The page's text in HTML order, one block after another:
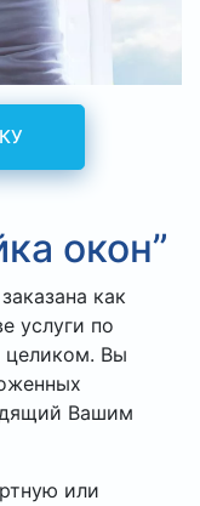
окон”
как
услуги по
целиком. Вы
Вашим
или